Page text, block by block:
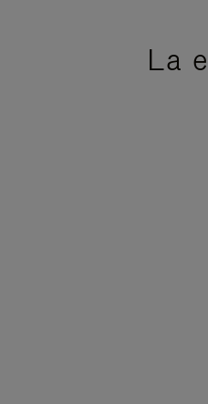
PAUSADO,
ESTÁ
La